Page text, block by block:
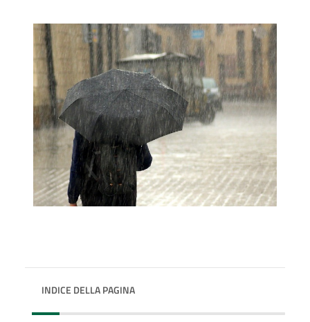
INDICE DELLA PAGINA